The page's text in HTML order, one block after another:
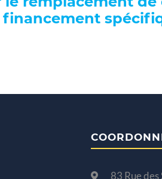
83 Rue des